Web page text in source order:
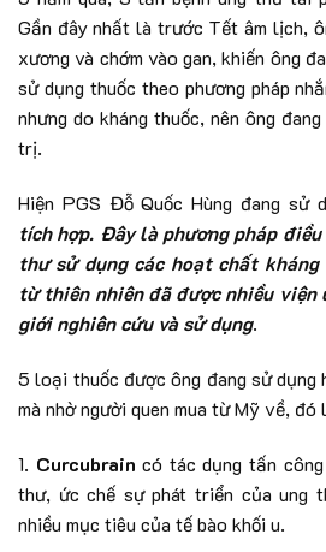
Gần đây nhất là trước Tết âm lịch,
xương và chớm vào gan, khiến ông
sử dụng thuốc theo phương pháp
nhưng do kháng thuốc, nên ông
trị.
Hiện PGS Đỗ Quốc Hùng đang sử
tích hợp. Đây là phương pháp
thư sử dụng các hoạt chất
từ thiên nhiên đã được nhiều
giới nghiên cứu và sử dụng.
5 loại thuốc được ông đang sử dụng
mà nhờ người quen mua từ Mỹ về, đó
1. Curcubraincó tác dụng tấn
thư, ức chế sự phát triển của ung
nhiều mục tiêu của tế bào khối u.